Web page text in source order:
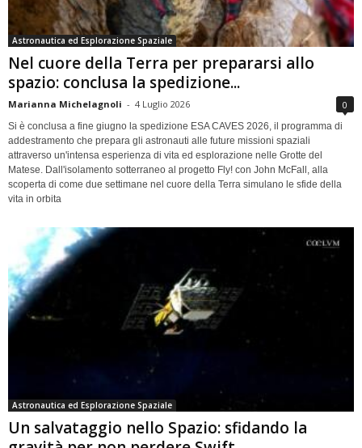
Astronautica ed Esplorazione Spaziale
Nel cuore della Terra per prepararsi allo
spazio: conclusa la spedizione...
Marianna Michelagnoli - 4 Luglio 2026 0
Si è conclusa a fine giugno la spedizione ESA CAVES 2026, il programma di
addestramento che prepara gli astronauti alle future missioni spaziali
attraverso un'intensa esperienza di vita ed esplorazione nelle Grotte del
Matese. Dall'isolamento sotterraneo al progetto Fly! con John McFall, alla
scoperta di come due settimane nel cuore della Terra simulano le sfide della
vita in orbita
Astronautica ed Esplorazione Spaziale
Un salvataggio nello Spazio: sfidando la